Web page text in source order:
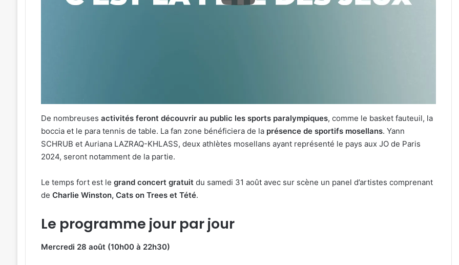
De nombreuses activités feront découvrir au public les sports paralympiques, comme le basket fauteuil, la
boccia et le para tennis de table. La fan zone bénéficiera de la présence de sportifs mosellans. Yann
SCHRUB et Auriana LAZRAQ-KHLASS, deux athlètes mosellans ayant représenté le pays aux JO de Paris
2024, seront notamment de la partie.
Le temps fort est le grand concert gratuit du samedi 31 août avec sur scène un panel d’artistes comprenant
de Charlie Winston, Cats on Trees et Tété.
Le programme jour par jour
Mercredi 28 août (10h00 à 22h30)
«
cuisine
pour
grand
dîner
caritatif
la
2026
2026
Kaza,
festival
de
à
Amnéville
musique à Amnéville